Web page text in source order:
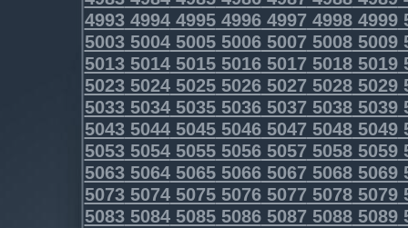
4993499449954996499749984999
5003500450055006500750085009
5013501450155016501750185019
5023502450255026502750285029
5033503450355036503750385039
5043504450455046504750485049
5053505450555056505750585059
5063506450655066506750685069
5073507450755076507750785079
5083508450855086508750885089